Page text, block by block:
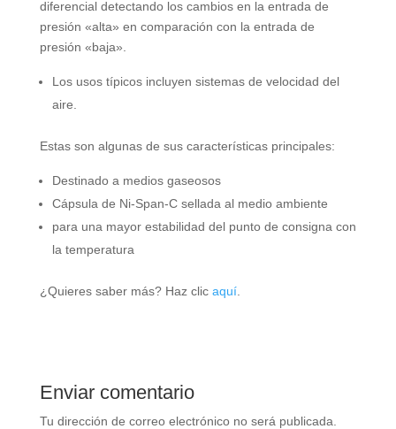
diferencial detectando los cambios en la entrada de
presión «alta» en comparación con la entrada de
presión «baja».
Los usos típicos incluyen sistemas de velocidad del
aire.
Estas son algunas de sus características principales:
Destinado a medios gaseosos
Cápsula de Ni-Span-C sellada al medio ambiente
para una mayor estabilidad del punto de consigna con
la temperatura
¿Quieres saber más? Haz clic aquí.
Enviar comentario
Tu dirección de correo electrónico no será publicada.